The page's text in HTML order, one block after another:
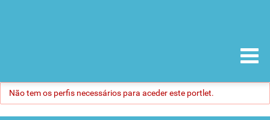
Não tem os perfis necessários para aceder este portlet.